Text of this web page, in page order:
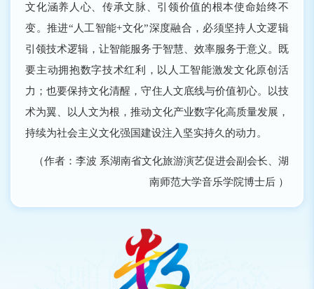
文化涵养人心、传承文脉、引领价值的根本使命始终不
变。推进“人工智能+文化”深度融合，必须坚持人文逻辑
引领技术逻辑，让智能服务于智慧、效率服务于意义。既
要主动拥抱数字技术红利，以人工智能激发文化原创活
力；也要保持文化清醒，守住人文底线与价值初心。以技
术为翼、以人文为根，推动文化产业数字化高质量发展，
持续为社会主义文化强国建设注入坚实持久的动力。
（作者：李波 系湖南省文化旅游演艺促进会副会长、湖
南师范大学音乐学院博士后 ）